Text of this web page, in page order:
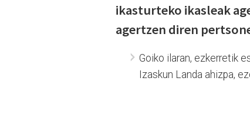
ikasturteko ikasleak
agertzen diren
Goiko ilaran, ezkerretik
Izaskun Landa ahizpa,